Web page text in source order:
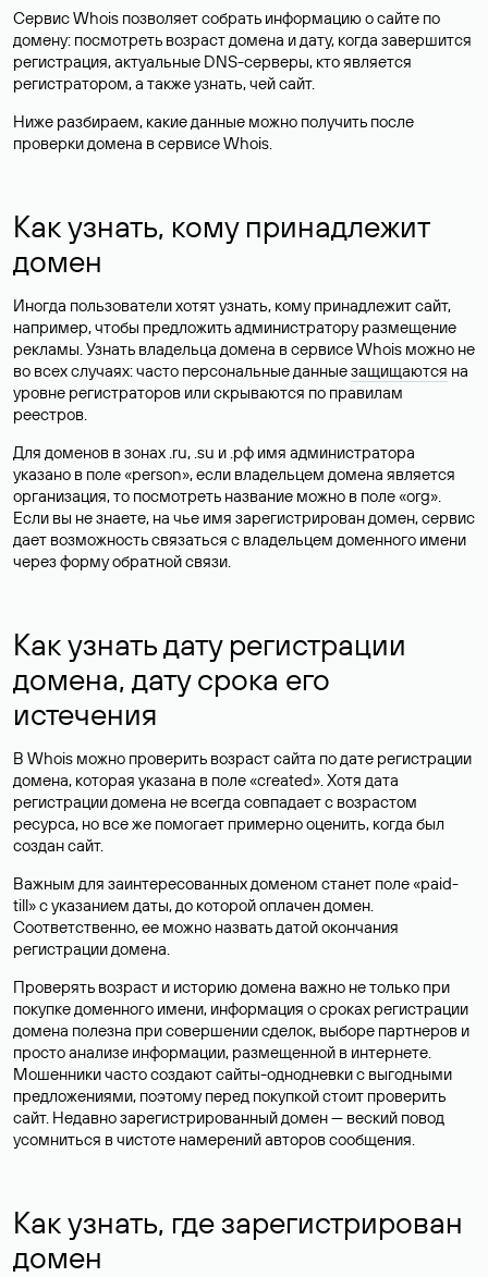
Сервис Whois позволяет собрать информацию о сайте по
домену: посмотреть возраст домена и дату, когда завершится
регистрация, актуальные DNS-серверы, кто является
регистратором, а также узнать, чей сайт.
Ниже разбираем, какие данные можно получить после
проверки домена в сервисе Whois.
Как узнать, кому принадлежит
домен
Иногда пользователи хотят узнать, кому принадлежит сайт,
например, чтобы предложить администратору размещение
рекламы. Узнать владельца домена в сервисе Whois можно не
во всех случаях: часто персональные данныезащищаются на
уровне регистраторов или скрываются по правилам
реестров.
Для доменов в зонах .ru, .su и .рф имя администратора
указано в поле «person», если владельцем домена является
организация, то посмотреть название можно в поле «org».
Если вы не знаете, на чье имя зарегистрирован домен, сервис
дает возможность связаться с владельцем доменного имени
через форму обратной связи.
Как узнать дату регистрации
домена, дату срока его
истечения
В Whois можно проверить возраст сайта по дате регистрации
домена, которая указана в поле «created». Хотя дата
регистрации домена не всегда совпадает с возрастом
ресурса, но все же помогает примерно оценить, когда был
создан сайт.
Важным для заинтересованных доменом станет поле «paid-
till» с указанием даты, до которой оплачен домен.
Соответственно, ее можно назвать датой окончания
регистрации домена.
Проверять возраст и историю домена важно не только при
покупке доменного имени, информация о сроках регистрации
домена полезна при совершении сделок, выборе партнеров и
просто анализе информации, размещенной в интернете.
Мошенники часто создают сайты-однодневки с выгодными
предложениями, поэтому перед покупкой стоит проверить
сайт. Недавно зарегистрированный домен — веский повод
усомниться в чистоте намерений авторов сообщения.
Как узнать, где зарегистрирован
домен